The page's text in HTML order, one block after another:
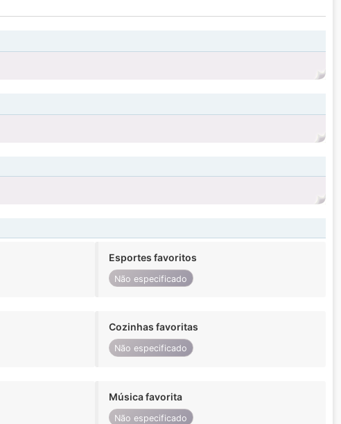
Esportes favoritos
Não especificado
Cozinhas favoritas
Não especificado
Música favorita
Não especificado